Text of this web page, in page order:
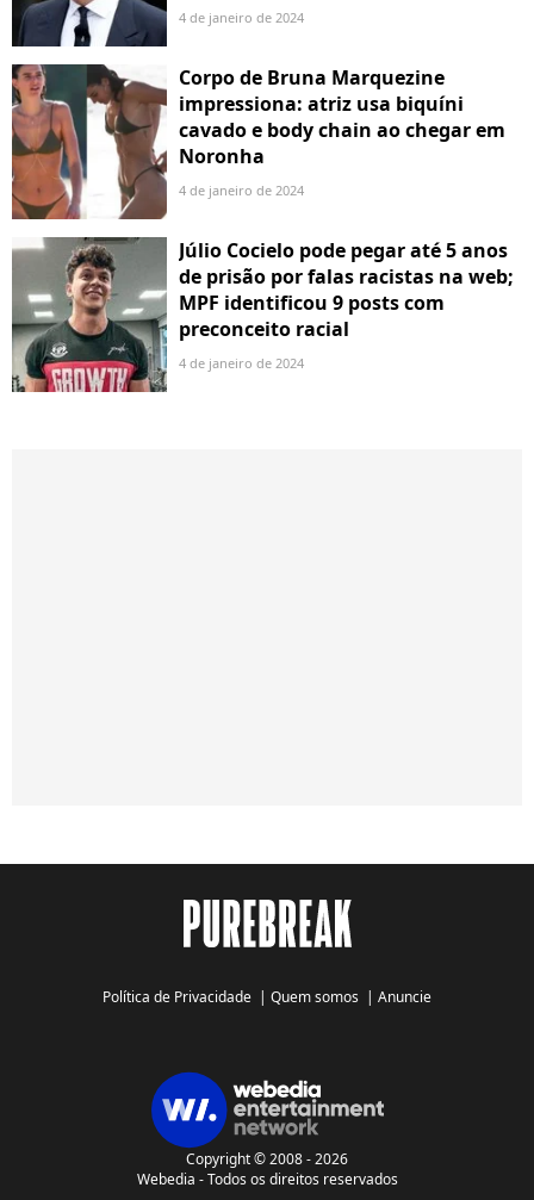
4 de janeiro de 2024
Corpo de Bruna Marquezine
impressiona: atriz usa biquíni
cavado e body chain ao chegar em
Noronha
4 de janeiro de 2024
Júlio Cocielo pode pegar até 5 anos
de prisão por falas racistas na web;
MPF identificou 9 posts com
preconceito racial
4 de janeiro de 2024
Política de Privacidade | Quem somos | Anuncie
Copyright © 2008 - 2026
Webedia - Todos os direitos reservados